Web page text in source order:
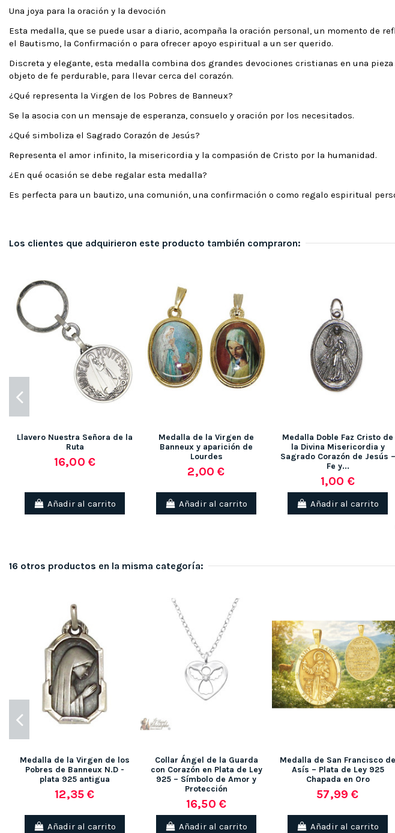
Una joya para la oración y la devoción
Esta medalla, que se puede usar a diario, acompaña la oración personal, un momento de
el Bautismo, la Confirmación o para ofrecer apoyo espiritual a un ser querido.
Discreta y elegante, esta medalla combina dos grandes devociones cristianas en una
objeto de fe perdurable, para llevar cerca del corazón.
¿Qué representa la Virgen de los Pobres de Banneux?
Se la asocia con un mensaje de esperanza, consuelo y oración por los necesitados.
¿Qué simboliza el Sagrado Corazón de Jesús?
Representa el amor infinito, la misericordia y la compasión de Cristo por la humanidad.
¿En qué ocasión se debe regalar esta medalla?
Es perfecta para un bautizo, una comunión, una confirmación o como regalo espiritual
Los clientes que adquirieron este producto también compraron:
Llavero Nuestra Señora de la
Ruta
16,00 €
Añadir al carrito
Medalla de la Virgen de
Banneux y aparición de
Lourdes
2,00 €
Añadir al carrito
Medalla Doble Faz Cristo de
la Divina Misericordia y
Sagrado Corazón de Jesús –
Fe y...
1,00 €
Añadir al carrito
16 otros productos en la misma categoría:
Medalla de la Virgen de los
Pobres de Banneux N.D -
plata 925 antigua
12,35 €
Añadir al carrito
Collar Ángel de la Guarda
con Corazón en Plata de Ley
925 – Símbolo de Amor y
Protección
16,50 €
Añadir al carrito
Medalla de San Francisco de
Asís – Plata de Ley 925
Chapada en Oro
57,99 €
Añadir al carrito